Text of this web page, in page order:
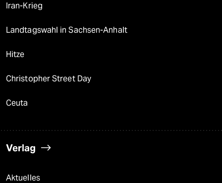
Iran-Krieg
Landtagswahl in Sachsen-Anhalt
Hitze
Christopher Street Day
Ceuta
Verlag
Aktuelles